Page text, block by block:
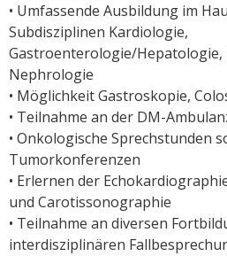
• Umfassende Ausbildung im
Subdisziplinen Kardiologie,
Gastroenterologie/
Nephrologie
• Möglichkeit Gastroskopie,
• Teilnahme an der DM-
• Onkologische Sprechstunden
Tumorkonferenzen
• Erlernen der
und Carotissonographie
• Teilnahme an diversen
interdisziplinären